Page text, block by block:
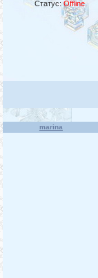
Статус:Offline
marina